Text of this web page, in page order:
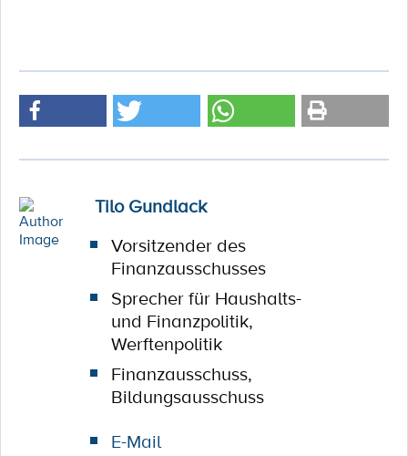
Tilo Gundlack
Vorsitzender des
Finanzausschusses
Sprecher für Haushalts-
und Finanzpolitik,
Werftenpolitik
Finanzausschuss,
Bildungsausschuss
E-Mail